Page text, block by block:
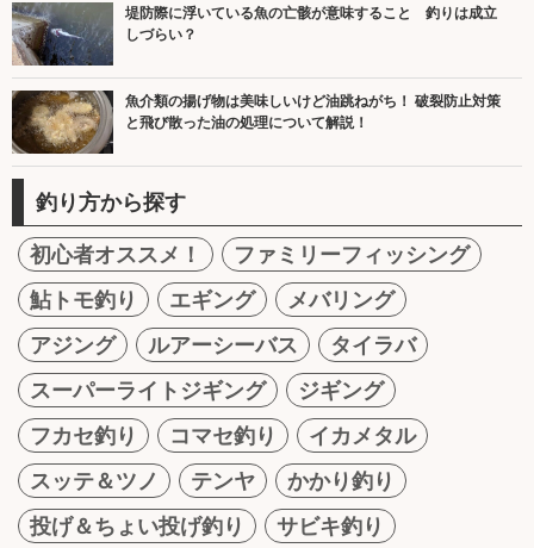
堤防際に浮いている魚の亡骸が意味すること 釣りは成立
しづらい？
魚介類の揚げ物は美味しいけど油跳ねがち！ 破裂防止対策
と飛び散った油の処理について解説！
釣り方から探す
初心者オススメ！
ファミリーフィッシング
鮎トモ釣り
エギング
メバリング
アジング
ルアーシーバス
タイラバ
スーパーライトジギング
ジギング
フカセ釣り
コマセ釣り
イカメタル
スッテ＆ツノ
テンヤ
かかり釣り
投げ＆ちょい投げ釣り
サビキ釣り